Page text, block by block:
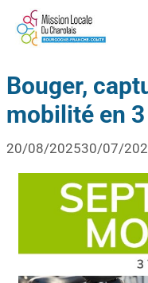
Bouger,
mobilité en
20/08/202530/07/